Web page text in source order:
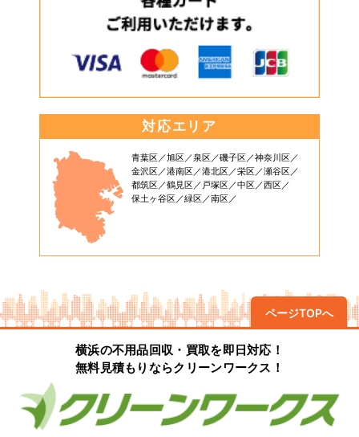
対応エリア
青葉区 旭区 泉区 磯子区
神奈川区
金沢区
港南区 港北区 栄区
瀬谷区
都筑区
鶴見区 戸塚区 中区
西区
保土ヶ谷区
緑区 南区
ページTOPへ
横浜の不用品回収・買取を即日対応！
無料見積もりならクリーンワークス！